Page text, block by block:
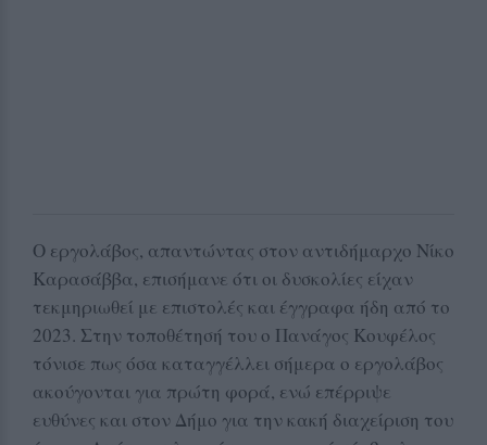
Ο εργολάβος, απαντώντας στον αντιδήμαρχο Νίκο
Καρασάββα, επισήμανε ότι οι δυσκολίες είχαν
τεκμηριωθεί με επιστολές και έγγραφα ήδη από το
2023. Στην τοποθέτησή του ο Πανάγος Κουφέλος
τόνισε πως όσα καταγγέλλει σήμερα ο εργολάβος
ακούγονται για πρώτη φορά, ενώ επέρριψε
ευθύνες και στον Δήμο για την κακή διαχείριση του